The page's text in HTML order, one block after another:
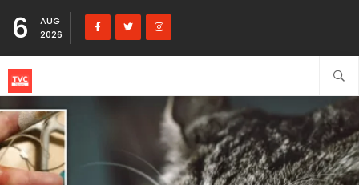
6
AUG
2026